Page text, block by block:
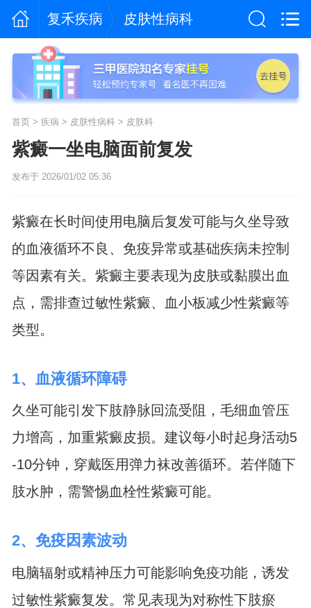
复禾疾病 皮肤性病科
首页> 疾病 > 皮肤性病科> 皮肤科
紫癜一坐电脑面前复发
发布于 2026/01/02 05:36
紫癜在长时间使用电脑后复发可能与久坐导致
的血液循环不良、免疫异常或基础疾病未控制
等因素有关。紫癜主要表现为皮肤或黏膜出血
点，需排查过敏性紫癜、血小板减少性紫癜等
类型。
1、血液循环障碍
久坐可能引发下肢静脉回流受阻，毛细血管压
力增高，加重紫癜皮损。建议每小时起身活动5
-10分钟，穿戴医用弹力袜改善循环。若伴随下
肢水肿，需警惕血栓性紫癜可能。
2、免疫因素波动
电脑辐射或精神压力可能影响免疫功能，诱发
过敏性紫癜复发。常见表现为对称性下肢瘀